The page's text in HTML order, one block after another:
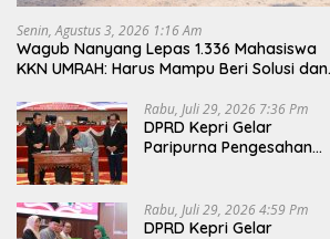
Senin, Agustus 3, 2026 1:16 Am
Wagub Nanyang Lepas 1.336 Mahasiswa
KKN UMRAH: Harus Mampu Beri Solusi dan
Rabu, Juli 29, 2026 7:36 Pm
DPRD Kepri Gelar
Paripurna Pengesahan
APBD 2025, Sejumlah
Rekomendasi Strategis
Rabu, Juli 29, 2026 4:59 Pm
DPRD Kepri Gelar